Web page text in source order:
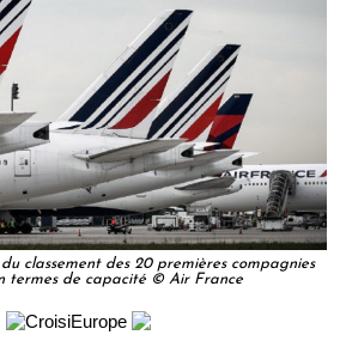
classement des 20 premières compagnies
termes de capacité © Air France